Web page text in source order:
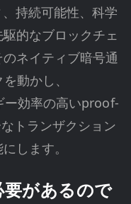
持続可能性、科学
的なブロックチェ
ネイティブ暗号通
動かし、
効率の高いproof-
トランザクション
します。
があるので